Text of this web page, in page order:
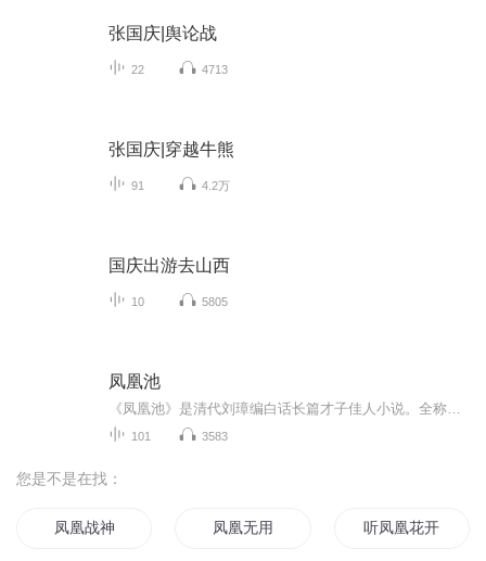
张国庆|舆论战
22 4713
张国庆|穿越牛熊
91 4.2万
国庆出游去山西
10 5805
凤凰池
101 3583
您是不是在找：
凤凰战神 凤凰无用 听凤凰花开的声音